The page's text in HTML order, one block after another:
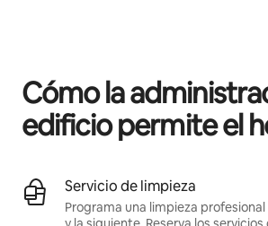
Cómo la
edificio permite el
Servicio de limpieza
Programa una limpieza